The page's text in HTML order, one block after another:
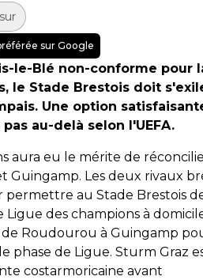
sur Google
le-Blé non-conforme pour
le Stade Brestois doit
Une option
au-delà selon l'UEFA.
aura eu le mérite de
Guingamp. Les deux rivaux
au Stade Brestois
Ligue des champions à
de Roudourou à Guingamp
phase de Ligue. Sturm Graz
costarmoricaine avant